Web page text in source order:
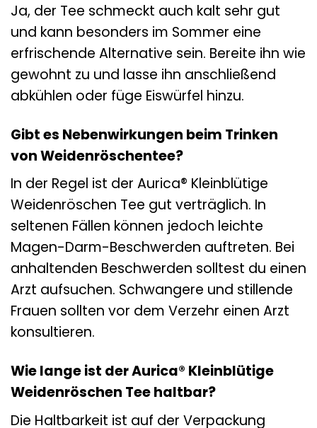
Ja, der Tee schmeckt auch kalt sehr gut
und kann besonders im Sommer eine
erfrischende Alternative sein. Bereite ihn wie
gewohnt zu und lasse ihn anschließend
abkühlen oder füge Eiswürfel hinzu.
Gibt es Nebenwirkungen beim Trinken
von Weidenröschentee?
In der Regel ist der Aurica® Kleinblütige
Weidenröschen Tee gut verträglich. In
seltenen Fällen können jedoch leichte
Magen-Darm-Beschwerden auftreten. Bei
anhaltenden Beschwerden solltest du einen
Arzt aufsuchen. Schwangere und stillende
Frauen sollten vor dem Verzehr einen Arzt
konsultieren.
Wie lange ist der Aurica® Kleinblütige
Weidenröschen Tee haltbar?
Die Haltbarkeit ist auf der Verpackung